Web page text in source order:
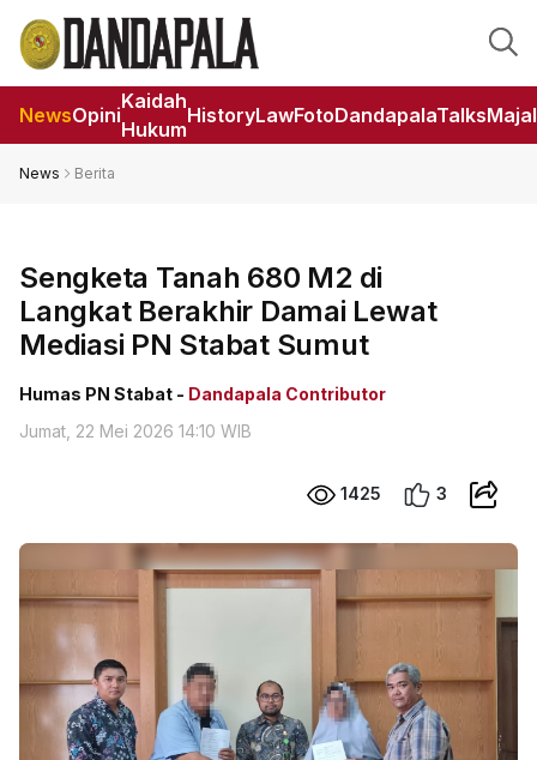
NewsOpini
Kaidah
Hukum
HistoryLawFotoDandapalaTalks
News Berita
Sengketa Tanah 680 M2 di
Langkat Berakhir Damai Lewat
Mediasi PN Stabat Sumut
Humas PN Stabat - Dandapala Contributor
Jumat, 22 Mei 2026 14:10 WIB
1425 3